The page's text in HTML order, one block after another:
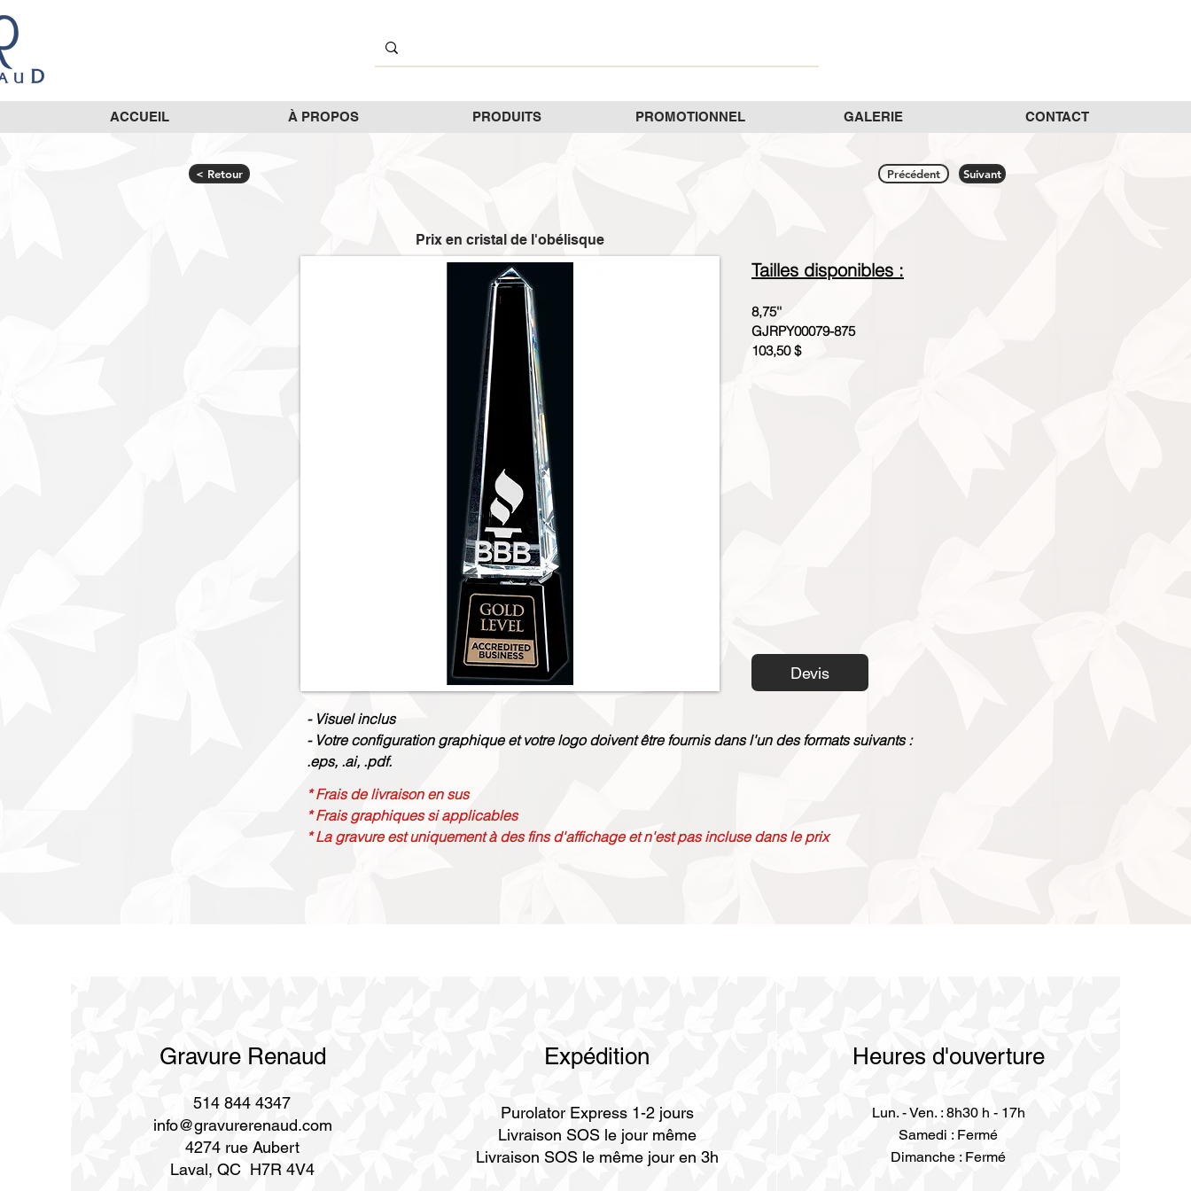
ACCUEIL À PROPOS PRODUITS PROMOTIONNEL GALERIE CONTACT
< Retour Précédent Suivant
Prix en cristal de l'obélisque
Tailles disponibles :
8,75''
GJRPY00079-875
103,50 $
Devis
- Visuel inclus
- Votre configuration graphique et votre logo doivent être fournis dans l'un des formats suivants :
.eps, .ai, .pdf.
* Frais de livraison en sus
* Frais graphiques si applicables
* La gravure est uniquement à des fins d'affichage et n'est pas incluse dans le prix
Gravure Renaud
514 844 4347
info@gravurerenaud.com
4274 rue Aubert
Laval, QC H7R 4V4
Expédition
Purolator Express 1-2 jours
Livraison SOS le jour même
Livraison SOS le même jour en 3h
Heures d'ouverture
Lun. - Ven. : 8h30 h - 17h
Samedi : Fermé
Dimanche : Fermé